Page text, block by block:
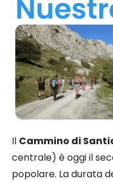
Il Cammino di
centrale) è oggi il
popolare. La durata